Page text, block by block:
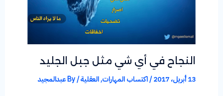
النجاح في أي شي مثل جبل الجليد
/اكتساب المهارات,العقلية/ By عبدالمجيد